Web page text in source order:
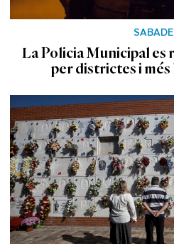
La Policia Municipal
per districtes i